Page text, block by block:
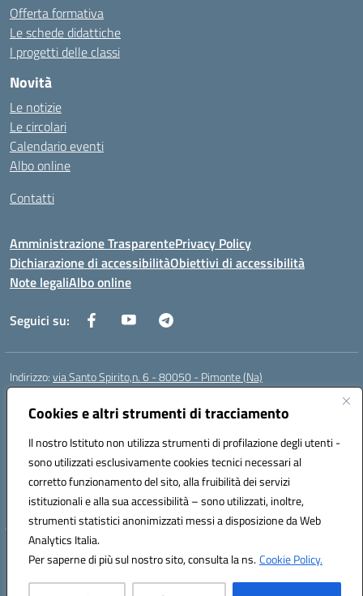
Cookies e altri strumenti di tracciamento
Il nostro Istituto non utilizza strumenti di profilazione degli utenti -
sono utilizzati esclusivamente cookies tecnici necessari al
corretto funzionamento del sito, alla fruibilità dei servizi
istituzionali e alla sua accessibilità – sono utilizzati, inoltre,
strumenti statistici anonimizzati messi a disposizione da Web
Analytics Italia.
Per saperne di più sul nostro sito, consulta la ns.Cookie Policy.
Offerta formativa
Le schede didattiche
I progetti delle classi
Novità
Le notizie
Le circolari
Calendario eventi
Albo online
Contatti
Amministrazione TrasparentePrivacy Policy
Dichiarazione di accessibilitàObiettivi di accessibilità
Note legaliAlbo online
Seguici su:
Indirizzo:via Santo Spirito,n. 6 - 80050 - Pimonte (Na)
Centralino:
Posta elettronica certificata (PEC):naic86400x@pec.istruzione.it
Codice fiscale: 82008870634
Codice meccanografico:NAIC86400X
Codice Indice delle Pubbliche Amministrazioni (IPA): ISTSC_NAIC86400X
Codice unico di fatturazione (CUF): UF5NKX
Hosting & Powered by 3D Solution S.r.l.
Concept & Design by Designers Italia